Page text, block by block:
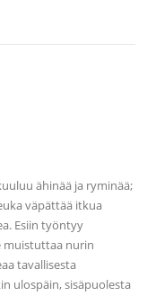
ähinää ja ryminää;
väpättää itkua
Esiin työntyy
muistuttaa nurin
tavallisesta
ulospäin, sisäpuolesta